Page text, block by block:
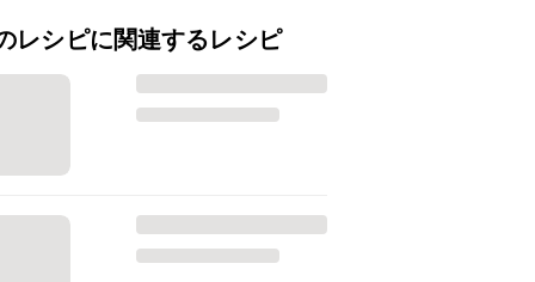
レシピに関連するレシピ